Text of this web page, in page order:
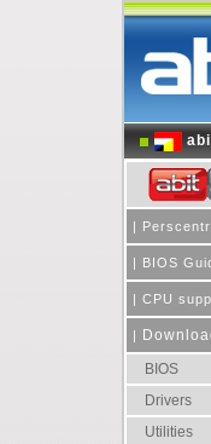
|
| BIOS
| CPU
|
BIOS
Drivers
Utilities